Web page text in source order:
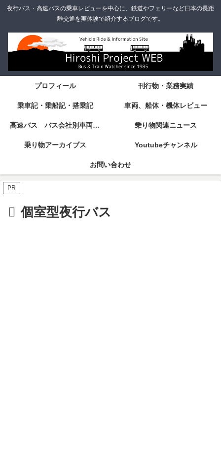
夜行バス・高速バスの乗車レビューを中心に、鉄道やフェリーなど日本の長距
離交通を実体験で紹介するブログです。
プロフィール 刊行物・業務実績
乗車記・乗船記・搭乗記 車両、船体・機体レビュー
高速バス バス会社別車両・設備・シート紹介 乗り物関連ニュース
乗り物アーカイブス Youtubeチャンネル
お問い合わせ
PR
個室型夜行バス